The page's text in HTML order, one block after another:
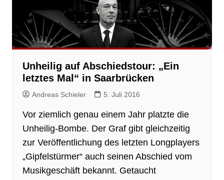
Unheilig auf Abschiedstour: „Ein
letztes Mal“ in Saarbrücken
Andreas Schieler 5. Juli 2016
Vor ziemlich genau einem Jahr platzte die
Unheilig-Bombe. Der Graf gibt gleichzeitig
zur Veröffentlichung des letzten Longplayers
„Gipfelstürmer“ auch seinen Abschied vom
Musikgeschäft bekannt. Getaucht